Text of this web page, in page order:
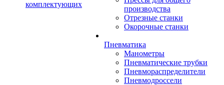
комплектующих
производства
Отрезные станки
Окорочные станки
Пневматика
Манометры
Пневматические трубки
Пневмораспределители
Пневмодроссели